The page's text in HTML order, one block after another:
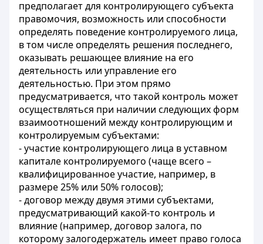
предполагает для контролирующего субъекта
правомочия, возможность или способности
определять поведение контролируемого лица,
в том числе определять решения последнего,
оказывать решающее влияние на его
деятельность или управление его
деятельностью. При этом прямо
предусматривается, что такой контроль может
осуществляться при наличии следующих форм
взаимоотношений между контролирующим и
контролируемым субъектами:
- участие контролирующего лица в уставном
капитале контролируемого (чаще всего –
квалифицированное участие, например, в
размере 25% или 50% голосов);
- договор между двумя этими субъектами,
предусматривающий какой-то контроль и
влияние (например, договор залога, по
которому залогодержатель имеет право голоса